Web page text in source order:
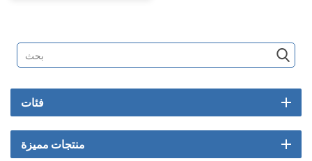
فئات
منتجات مميزة